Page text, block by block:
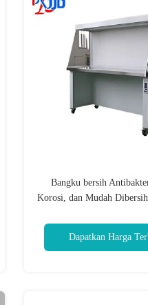
Bangku bersih
Korosi, dan Mudah
Dapatkan Harga